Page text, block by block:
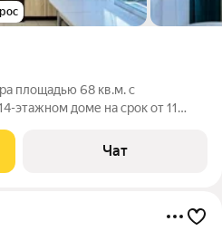
площадью 68 кв.м. с
этажном доме на срок от 11
окна выходят во двор и на
Чат